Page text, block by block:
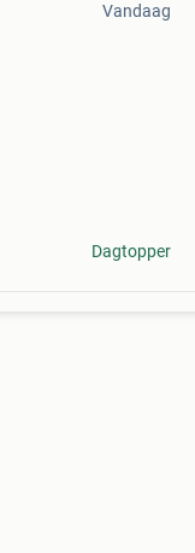
Vandaag
Dagtopper